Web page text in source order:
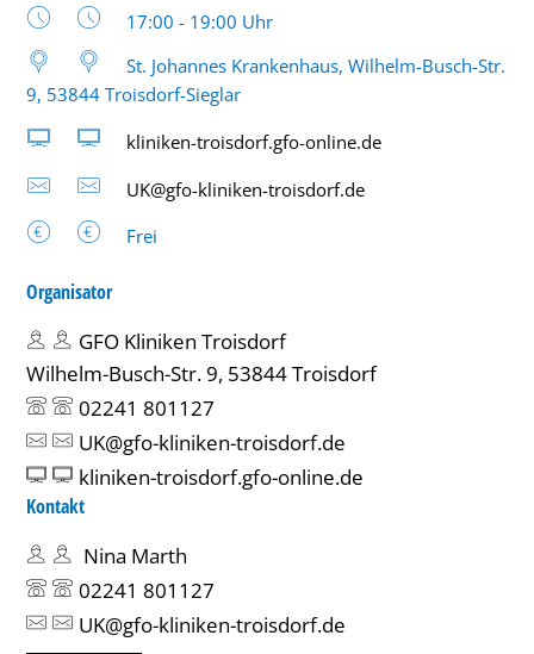
Uhrzeit:
17:00 - 19:00 Uhr
St. Johannes Krankenhaus, Wilhelm-Busch-Str.
9, 53844 Troisdorf-Sieglar
kliniken-troisdorf.gfo-online.de
UK@gfo-kliniken-troisdorf.de
Frei
Organisator
GFO Kliniken Troisdorf
Wilhelm-Busch-Str. 9, 53844 Troisdorf
02241 801127
UK@gfo-kliniken-troisdorf.de
kliniken-troisdorf.gfo-online.de
Kontakt
Nina Marth
02241 801127
UK@gfo-kliniken-troisdorf.de